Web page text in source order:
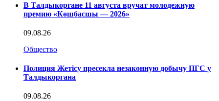
В Талдыкоргане 11 августа вручат молодежную
премию «Көшбасшы — 2026»
09.08.26
Общество
Полиция Жетісу пресекла незаконную добычу ПГС у
Талдыкоргана
09.08.26